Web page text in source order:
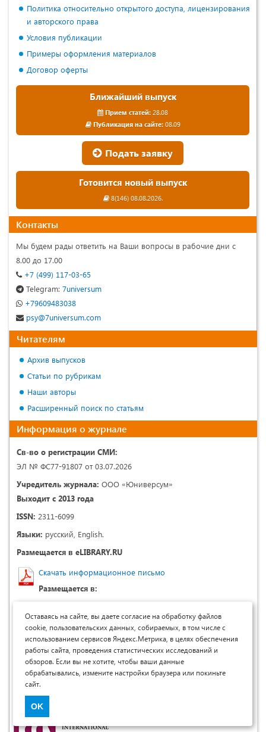
Политика относительно открытого доступа, лицензирования
и авторского права
Условия публикации
Примеры оформления материалов
Договор оферты
Ближайший выпуск
Прием статей: 28.08
Публикация на сайте:08.09
Подать заявку
Готовится новый выпуск
8(146) 08.08.2026.
Контакты
Мы будем рады ответить на Ваши вопросы в рабочие дни с
8.00 до 17.00
+7 (499) 117-03-65
Telegram: 7universum
+79609483038
psy@7universum.com
Читателям
Архив выпусков
Статьи по рубрикам
Наши авторы
Расширенный поиск по статьям
Информация о журнале
Св-во о регистрации СМИ:
ЭЛ № ФС77-91807 от 03.07.2026
Учредитель журнала: ООО «Юниверсум»
Выходит с 2013 года
ISSN: 2311-6099
Языки: русский, English.
Размещается в eLIBRARY.RU
Скачать информационное письмо
Размещается в:
Оставаясь на сайте, вы даете согласие на обработку файлов
cookie, пользовательских данных, собираемых, в том числе с
использованием сервисов Яндекс.Метрика, в целях обеспечения
работы сайта, проведения статистических исследований и
обзоров. Если вы не хотите, чтобы ваши данные
обрабатывались, измените настройки браузера или покиньте
сайт.
OK